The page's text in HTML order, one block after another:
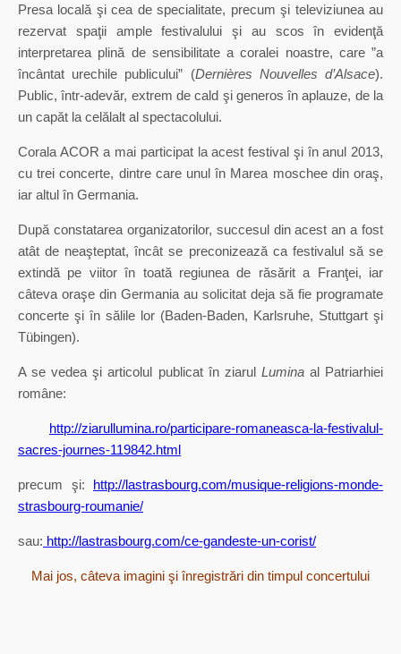
Presa locală şi cea de specialitate, precum şi televiziunea au
rezervat spaţii ample festivalului şi au scos în evidenţă
interpretarea plină de sensibilitate a coralei noastre, care ”a
încântat urechile publicului” (Dernières Nouvelles d’Alsace).
Public, într-adevăr, extrem de cald şi generos în aplauze, de la
un capăt la celălalt al spectacolului.
Corala ACOR a mai participat la acest festival şi în anul 2013,
cu trei concerte, dintre care unul în Marea moschee din oraş,
iar altul în Germania.
După constatarea organizatorilor, succesul din acest an a fost
atât de neaşteptat, încât se preconizează ca festivalul să se
extindă pe viitor în toată regiunea de răsărit a Franţei, iar
câteva oraşe din Germania au solicitat deja să fie programate
concerte şi în sălile lor (Baden-Baden, Karlsruhe, Stuttgart şi
Tübingen).
A se vedea şi articolul publicat în ziarul Luminaal Patriarhiei
române:
http://ziarullumina.ro/participare-romaneasca-la-festivalul-
sacres-journes-119842.html
precum şi: http://lastrasbourg.com/musique-religions-monde-
strasbourg-roumanie/
sau: http://lastrasbourg.com/ce-gandeste-un-corist/
Mai jos, câteva imagini şi înregistrări din timpul concertului